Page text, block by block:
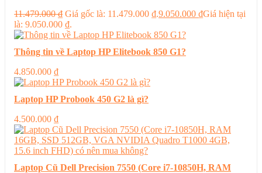
11.479.000₫ Giá gốc là: 11.479.000 ₫.9.050.000 ₫Giá hiện tại
là: 9.050.000 ₫.
Thông tin về Laptop HP Elitebook 850 G1?
4.850.000 ₫
Laptop HP Probook 450 G2 là gì?
4.500.000 ₫
Laptop Cũ Dell Precision 7550 (Core i7-10850H, RAM